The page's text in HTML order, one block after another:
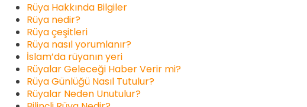
Rüya Hakkında Bilgiler
Rüya nedir?
Rüya çeşitleri
Rüya nasıl yorumlanır?
İslam’da rüyanın yeri
Rüyalar Geleceği Haber Verir mi?
Rüya Günlüğü Nasıl Tutulur?
Rüyalar Neden Unutulur?